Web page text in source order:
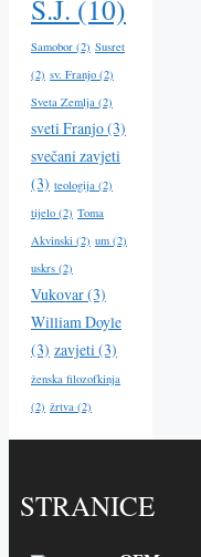
S.J. (10)
Samobor (2) Susret
(2) sv. Franjo (2)
Sveta Zemlja (2)
sveti Franjo(3)
svečani zavjeti
(3) teologija (2)
tijelo (2) Toma
Akvinski (2) um (2)
uskrs (2)
Vukovar(3)
William Doyle
(3) zavjeti (3)
ženska filozofkinja
(2) žrtva (2)
STRANICE